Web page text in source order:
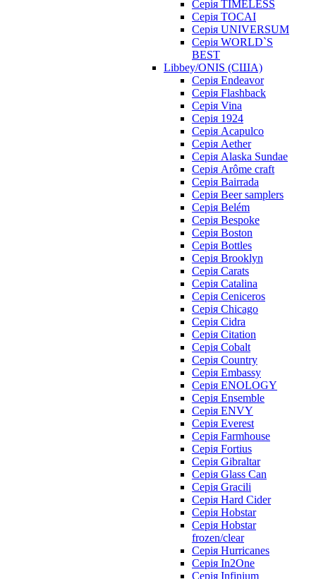
Серія TIMELESS
Серія TOCAI
Серія UNIVERSUM
Серія WORLD`S
BEST
Libbey/ONIS (США)
Cерія Endeavor
Cерія Flashback
Cерія Vina
Серія 1924
Серія Acapulco
Серія Aether
Серія Alaska Sundae
Серія Arôme craft
Серія Bairrada
Серія Beer samplers
Серія Belém
Серія Bespoke
Серія Boston
Серія Bottles
Серія Brooklyn
Серія Carats
Серія Catalina
Серія Ceniceros
Серія Chicago
Серія Cidra
Серія Citation
Серія Cobalt
Серія Country
Серія Embassy
Серія ENOLOGY
Серія Ensemble
Серія ENVY
Серія Everest
Серія Farmhouse
Серія Fortius
Серія Gibraltar
Серія Glass Can
Серія Gracili
Серія Hard Cider
Серія Hobstar
Серія Hobstar
frozen/clear
Серія Hurricanes
Серія In2One
Серія Infinium